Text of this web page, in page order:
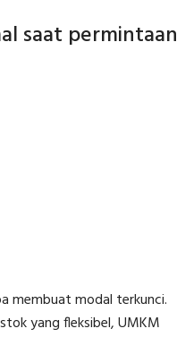
saat permintaan
membuat modal terkunci.
yang fleksibel, UMKM